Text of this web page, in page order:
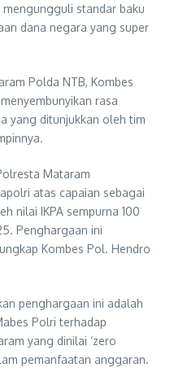
standar baku
dana negara yang super
Polda NTB, Kombes
rasa
yang ditunjukkan oleh tim
Mataram
atas capaian sebagai
nilai IKPA sempurna 100
Penghargaan ini
Kombes Pol. Hendro
penghargaan ini adalah
Polri terhadap
yang dinilai ‘zero
pemanfaatan anggaran.